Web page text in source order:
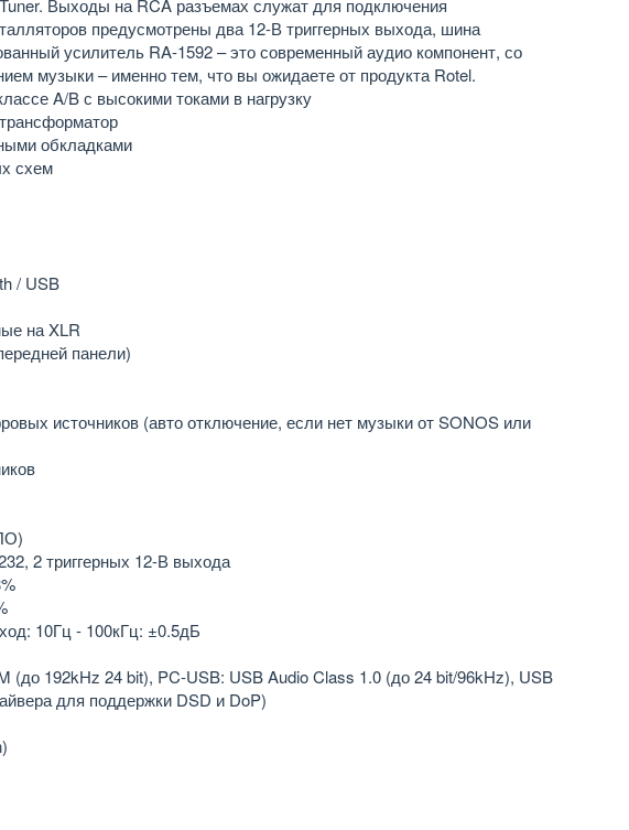
Выходы на RCA разъемах служат для подключения
предусмотрены два 12-В триггерных выхода, шина
усилитель RA-1592 – это современный аудио компонент, со
музыки – именно тем, что вы ожидаете от продукта Rotel.
A/B с высокими токами в нагрузку
обкладками
схем
/ USB
на XLR
панели)
источников (авто отключение, если нет музыки от SONOS или
2 триггерных 12-В выхода
10Гц - 100кГц: ±0.5дБ
(до 192kHz 24 bit), PC-USB: USB Audio Class 1.0 (до 24 bit/96kHz), USB
для поддержки DSD и DoP)